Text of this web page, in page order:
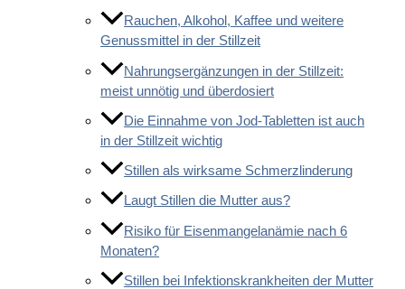
Rauchen, Alkohol, Kaffee und weitere
Genussmittel in der Stillzeit
Nahrungsergänzungen in der Stillzeit:
meist unnötig und überdosiert
Die Einnahme von Jod-Tabletten ist auch
in der Stillzeit wichtig
Stillen als wirksame Schmerzlinderung
Laugt Stillen die Mutter aus?
Risiko für Eisenmangelanämie nach 6
Monaten?
Stillen bei Infektionskrankheiten der Mutter